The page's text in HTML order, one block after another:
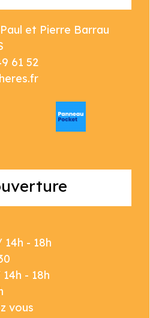
et Pierre Barrau
61 52
14h - 18h
- 18h
vous